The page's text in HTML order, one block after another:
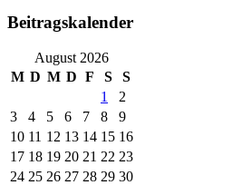
Beitragskalender
August 2026
M D M D F S
S
1
2
3
4 5 6 7 8
9
10 11 12 13 14 15 16
17 18 19 20 21 22 23
24 25 26 27 28 29 30